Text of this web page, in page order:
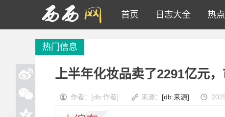
首页 日志大全 热
热门信息
上半年化妆品卖了2291亿元
作者：[db:作者] 来源： [db:来源]